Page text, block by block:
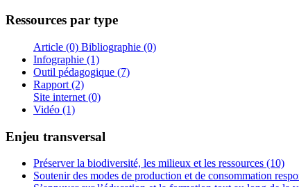
Ressources par type
Article (0) Bibliographie (0)
Infographie (1)
Outil pédagogique (7)
Rapport (2)
Site internet (0)
Vidéo (1)
Enjeu transversal
Préserver la biodiversité, les milieux et les ressources (10)
Soutenir des modes de production et de consommation